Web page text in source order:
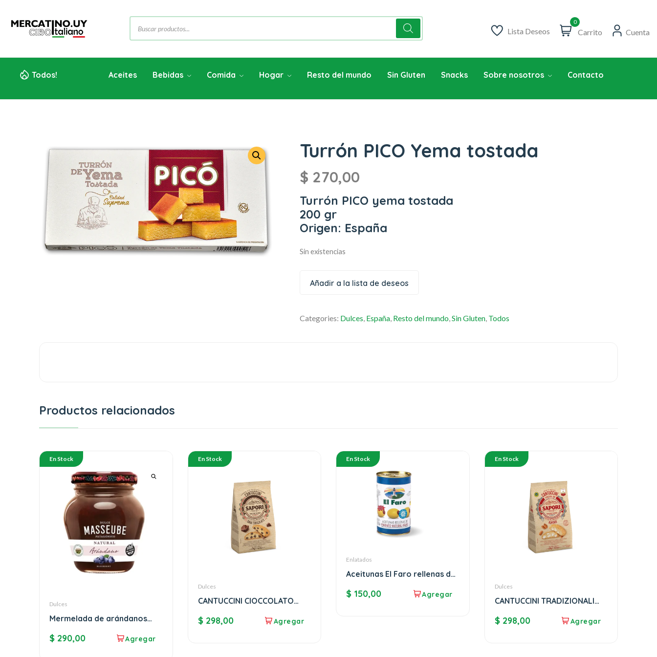
Lista Deseos
0
Carrito Cuenta
Todos! Aceites Bebidas Comida Hogar Resto del mundo Sin Gluten Snacks Sobre nosotros Contacto
Turrón PICO Yema tostada
$ 270,00
Turrón PICO yema tostada
200 gr
Origen: España
Sin existencias
Añadir a la lista de deseos
Categories: Dulces España Resto del mundo ,Sin Gluten Todos
Productos relacionados
En Stock
Dulces
Mermelada de arándanos
$ 290,00
En Stock
Dulces
CANTUCCINI CIOCCOLATO
$298,00
En Stock
Enlatados
Aceitunas El Faro rellenas de
$ 150,00
En Stock
Dulces
CANTUCCINI TRADIZIONALI
$298,00